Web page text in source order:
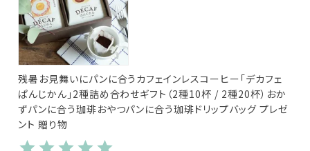
残暑お見舞いにパンに合うカフェインレスコーヒー「デカフェ
ぱんじかん」2種詰め合わせギフト（2種10杯 / 2種20杯）おか
ずパンに合う珈琲おやつパンに合う珈琲ドリップバッグ プレゼ
ント 贈り物